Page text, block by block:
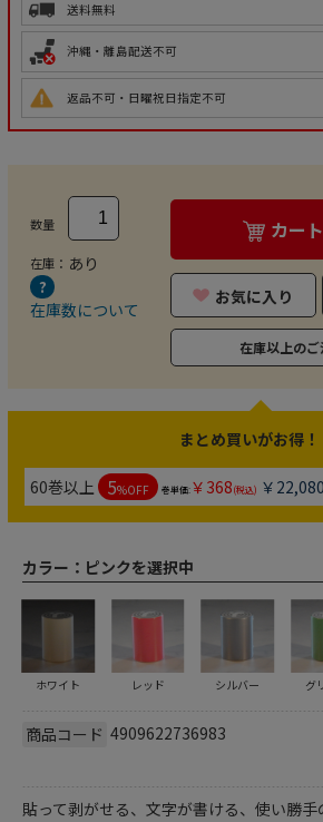
送料無料
沖縄・離島配送不可
返品不可・日曜祝日指定不可
数量
在庫： あり
在庫数について
カー
お気に入り
在庫以上の
まとめ買いがお得！
60巻以上 5%OFF 巻単価:￥368(税込) ￥22,080
カラー： ピンクを選択中
ホワイト レッド シルバー グ
商品コード 4909622736983
貼って剥がせる、文字が書ける、使い勝